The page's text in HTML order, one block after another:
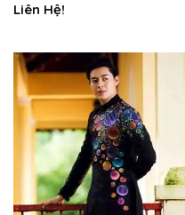
Liên Hệ!